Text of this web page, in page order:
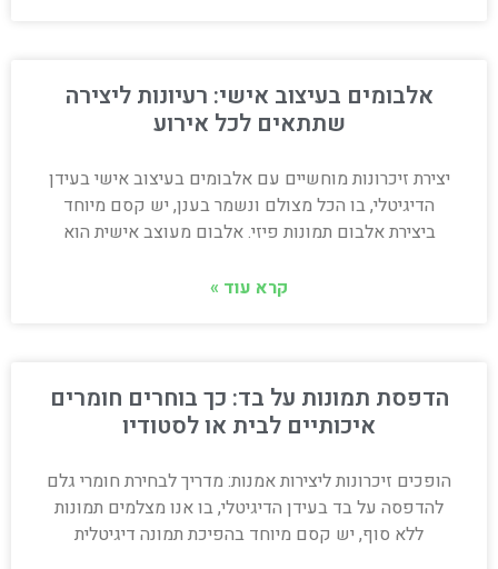
אלבומים בעיצוב אישי: רעיונות ליצירה
שתתאים לכל אירוע
יצירת זיכרונות מוחשיים עם אלבומים בעיצוב אישי בעידן
הדיגיטלי, בו הכל מצולם ונשמר בענן, יש קסם מיוחד
ביצירת אלבום תמונות פיזי. אלבום מעוצב אישית הוא
קרא עוד »
הדפסת תמונות על בד: כך בוחרים חומרים
איכותיים לבית או לסטודיו
הופכים זיכרונות ליצירות אמנות: מדריך לבחירת חומרי גלם
להדפסה על בד בעידן הדיגיטלי, בו אנו מצלמים תמונות
ללא סוף, יש קסם מיוחד בהפיכת תמונה דיגיטלית